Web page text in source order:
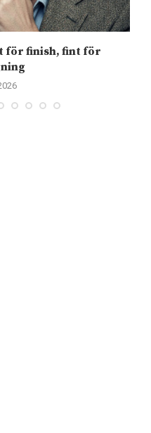
för finish, fint för